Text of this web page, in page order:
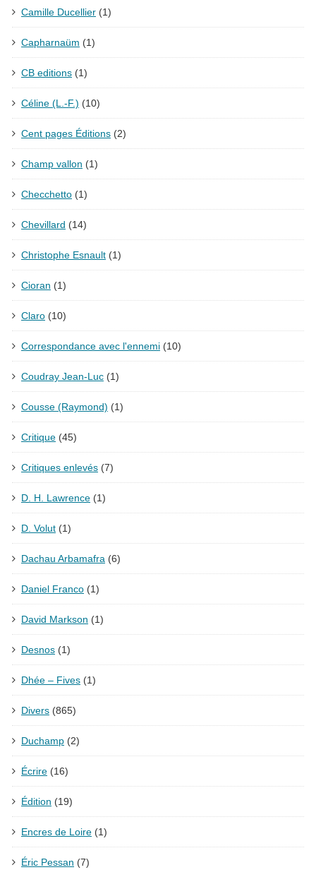
Camille Ducellier (1)
Capharnaüm (1)
CB editions (1)
Céline (L.-F.) (10)
Cent pages Éditions (2)
Champ vallon (1)
Checchetto (1)
Chevillard (14)
Christophe Esnault (1)
Cioran (1)
Claro (10)
Correspondance avec l'ennemi (10)
Coudray Jean-Luc (1)
Cousse (Raymond) (1)
Critique (45)
Critiques enlevés (7)
D. H. Lawrence (1)
D. Volut (1)
Dachau Arbamafra (6)
Daniel Franco (1)
David Markson (1)
Desnos (1)
Dhée – Fives (1)
Divers (865)
Duchamp (2)
Écrire (16)
Édition (19)
Encres de Loire (1)
Éric Pessan (7)